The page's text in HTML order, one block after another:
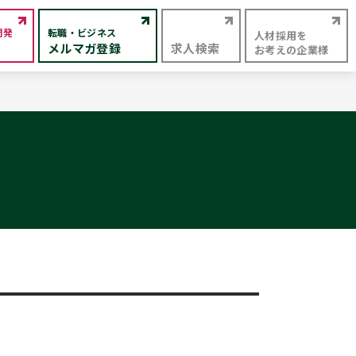
発 転職・ビジネス
メルマガ登録 求人検索
人材採用を
お考えの企業様